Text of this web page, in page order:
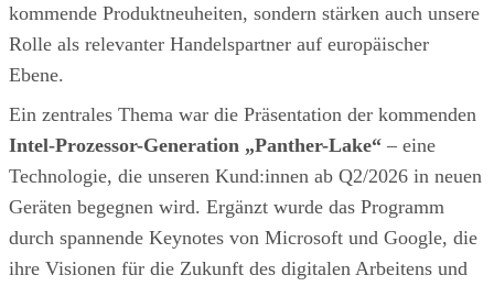
kommende Produktneuheiten, sondern stärken auch unsere
Rolle als relevanter Handelspartner auf europäischer
Ebene.
Ein zentrales Thema war die Präsentation der kommenden
Intel-Prozessor-Generation „Panther-Lake“​ – eine
Technologie, die unseren Kund:innen ab Q2/2026 in neuen
Geräten begegnen wird. Ergänzt wurde das Programm
durch spannende Keynotes von Microsoft und Google, die
ihre Visionen für die Zukunft des digitalen Arbeitens und